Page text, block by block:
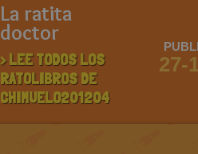
La ratita
doctor
> LEE TODOS LOS
RATOLIBROS DE
CHIMUELO201204
27-